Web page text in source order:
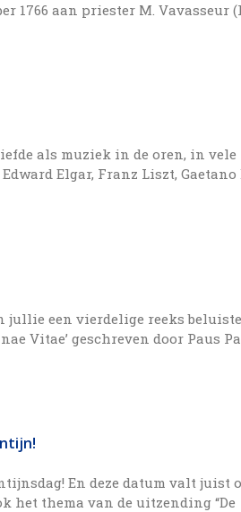
1766 aan priester M. Vavasseur
als muziek in de oren, in vele
Elgar, Franz Liszt,
jullie een vierdelige reeks
Vitae’ geschreven door Paus
En deze datum valt juist
het thema van de uitzending “De